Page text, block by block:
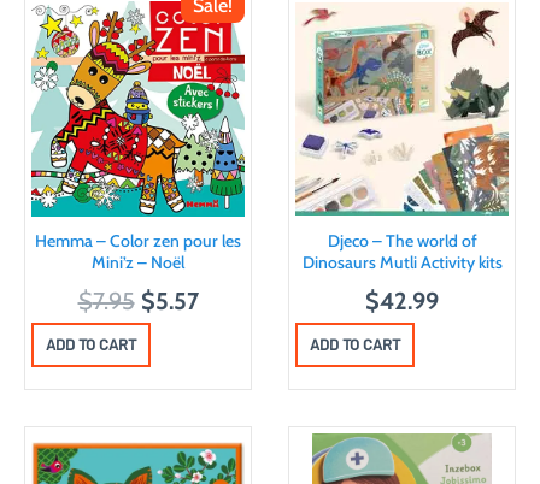
Sale!
Hemma – Color zen pour les
Mini’z – Noël
$7.95 O
r
i
i
n
$5.57C
e
n
ADD TO CART
Djeco – The world of
Dinosaurs Mutli Activity kits
$42.99
ADD TO CART